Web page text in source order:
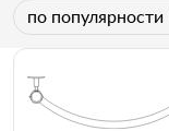
по популярности